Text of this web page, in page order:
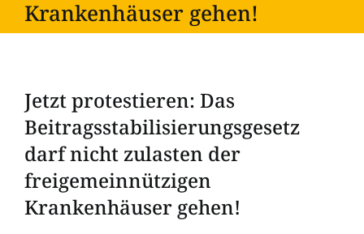
Krankenhäuser gehen!
Jetzt protestieren: Das
Beitragsstabilisierungsgesetz
darf nicht zulasten der
freigemeinnützigen
Krankenhäuser gehen!